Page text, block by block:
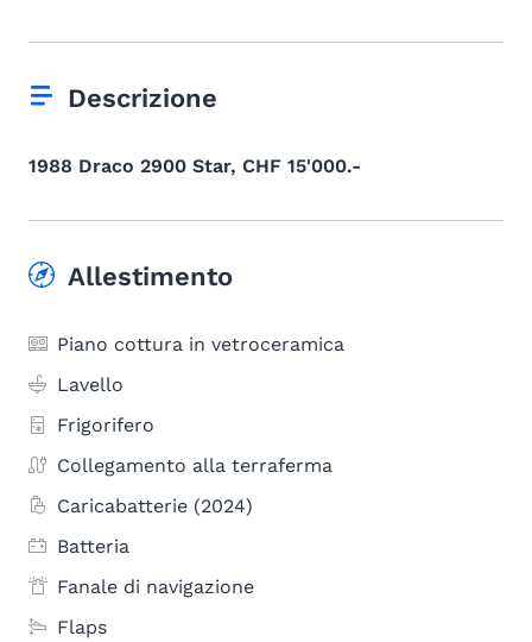
Descrizione
1988 Draco 2900 Star, CHF 15'000.-
Allestimento
Piano cottura in vetroceramica
Lavello
Frigorifero
Collegamento alla terraferma
Caricabatterie (2024)
Batteria
Fanale di navigazione
Flaps